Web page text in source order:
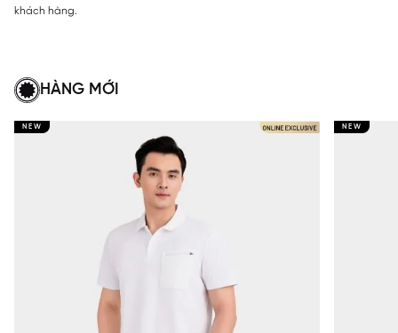
khách hàng.
HÀNG MỚI
NEW NEW